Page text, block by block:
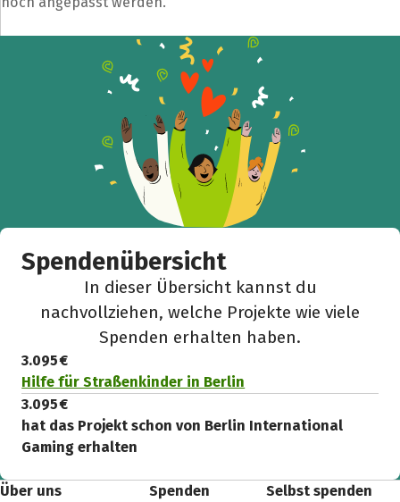
Spendenübersicht
In dieser Übersicht kannst du
nachvollziehen, welche Projekte wie viele
Spenden erhalten haben.
3.095 €
Hilfe für Straßenkinder in Berlin
3.095 €
hat das Projekt schon von Berlin International
Gaming erhalten
Über uns
Spenden
Selbst spenden